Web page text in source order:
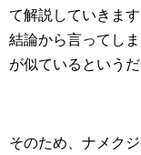
て解説していきます
結論から言ってし
が似ているというだ
そのため、ナメク